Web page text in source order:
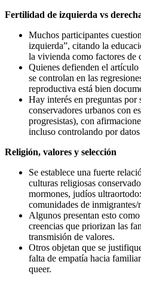
Fertilidad de izquierda vs
Muchos participantes
izquierda”, citando la
la vivienda como factores de
Quienes defienden el artículo
se controlan en las
reproductiva está bien
Hay interés en preguntas por
conservadores urbanos con
progresistas), con
incluso controlando por
Religión, valores y selección
Se establece una fuerte
culturas religiosas
mormones, judíos
comunidades de inmigrantes/
Algunos presentan esto
creencias que priorizan las
transmisión de valores.
Otros objetan que se
falta de empatía hacia
queer.